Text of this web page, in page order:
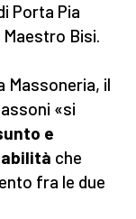
Porta Pia
Maestro Bisi.
Massoneria, il
«si
e
che
fra le due